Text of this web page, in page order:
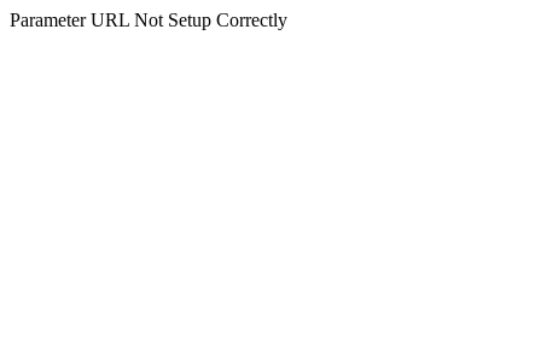
Parameter URL Not Setup Correctly